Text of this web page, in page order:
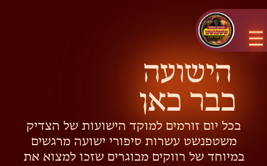
הישועה
כבר כאן
בכל יום זורמים למוקד הישועות של הצדיק
משטפנשט עשרות סיפורי ישועה מרגשים
במיוחד של רווקים מבוגרים שזכו למצוא את